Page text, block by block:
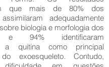
que mais de 80% dos
adequadamente
biologia e morfologia dos
e 94% identificaram
a quitina como principal
exoesqueleto. Contudo,